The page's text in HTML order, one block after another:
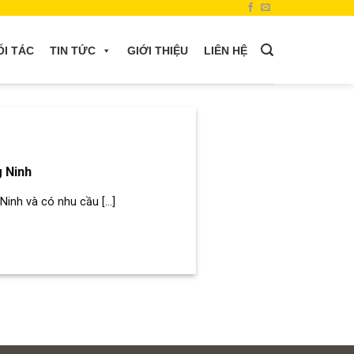
TÁC TIN TỨC GIỚI THIỆU LIÊN HỆ
Ninh
và có nhu cầu [...]